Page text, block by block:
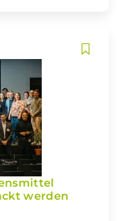
werden